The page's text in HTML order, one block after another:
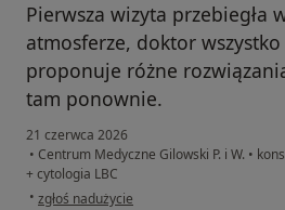
Pierwsza wizyta przebiegła
atmosferze, doktor wszystko
proponuje różne
tam ponownie.
21 czerwca 2026
• Centrum Medyczne Gilowski P. i W. •
+ cytologia LBC
• w opinii użytkownika a27
zgłoś nadużycie